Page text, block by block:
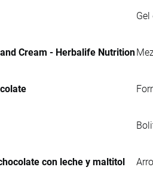
Cream - Herbalife Nutrition
con leche y maltitol